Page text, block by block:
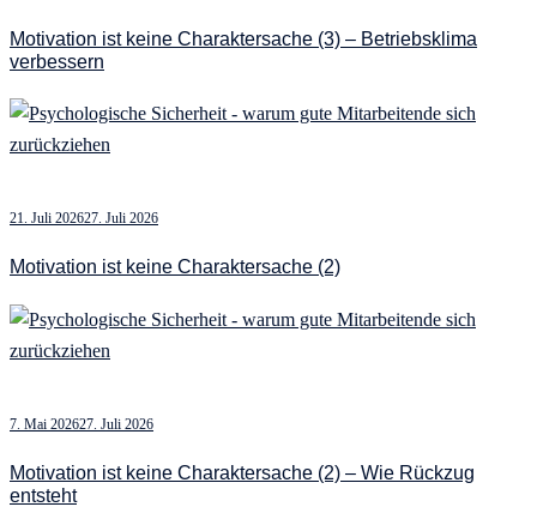
Motivation ist keine Charaktersache (3) – Betriebsklima
verbessern
21. Juli 202627. Juli 2026
Motivation ist keine Charaktersache (2)
7. Mai 202627. Juli 2026
Motivation ist keine Charaktersache (2) – Wie Rückzug
entsteht